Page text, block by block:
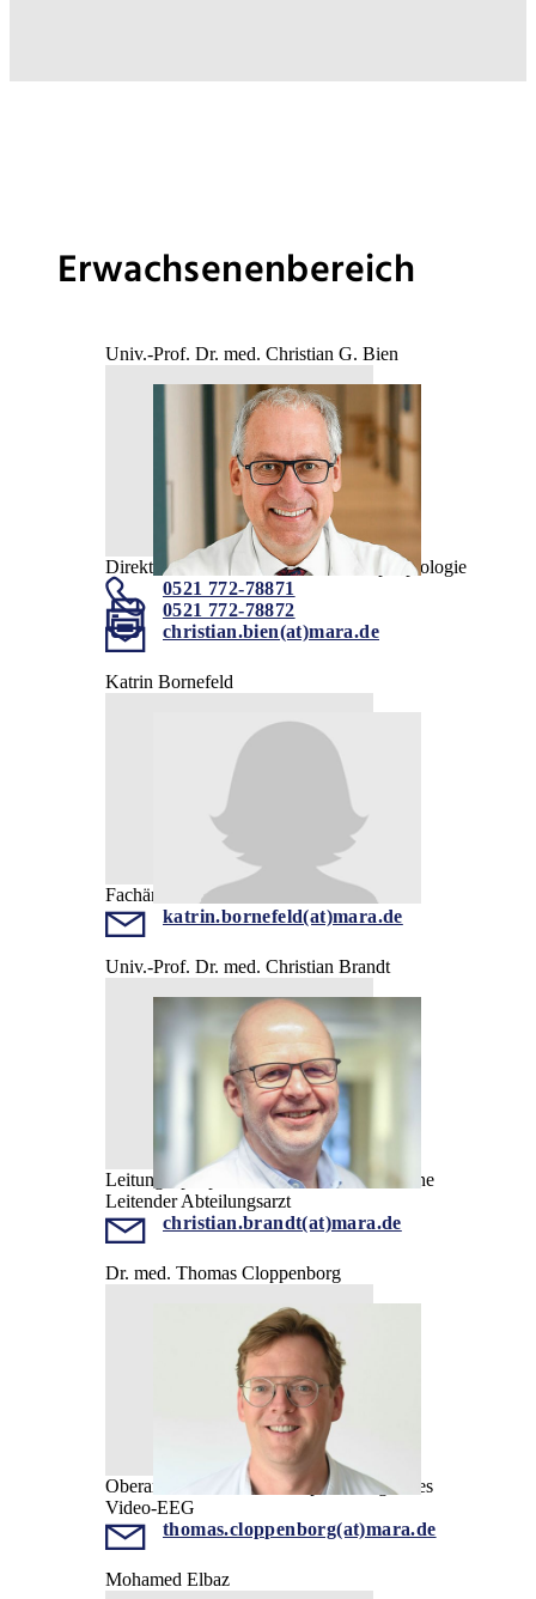
Erwachsenenbereich
Univ.-Prof. Dr. med. Christian G. Bien
Direktor der Universitätsklinik für Epileptologie
0521 772-78871
0521 772-78872
christian.bien(at)mara.de
Katrin Bornefeld
Fachärztin
katrin.bornefeld(at)mara.de
Univ.-Prof. Dr. med. Christian Brandt
Leitung Epilepsieambulanz für Erwachsene
Leitender Abteilungsarzt
christian.brandt(at)mara.de
Dr. med. Thomas Cloppenborg
Oberarzt, Ärztlicher Leiter prächirurgisches
Video-EEG
thomas.cloppenborg(at)mara.de
Mohamed Elbaz